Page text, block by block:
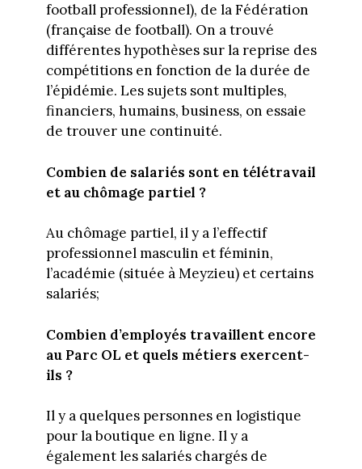
football professionnel), de la Fédération
(française de football). On a trouvé
différentes hypothèses sur la reprise des
compétitions en fonction de la durée de
l’épidémie. Les sujets sont multiples,
financiers, humains, business, on essaie
de trouver une continuité.
Combien de salariés sont en télétravail
et au chômage partiel ?
Au chômage partiel, il y a l’effectif
professionnel masculin et féminin,
l’académie (située à Meyzieu) et certains
salariés;
Combien d’employés travaillent encore
au Parc OL et quels métiers exercent-
ils ?
Il y a quelques personnes en logistique
pour la boutique en ligne. Il y a
également les salariés chargés de